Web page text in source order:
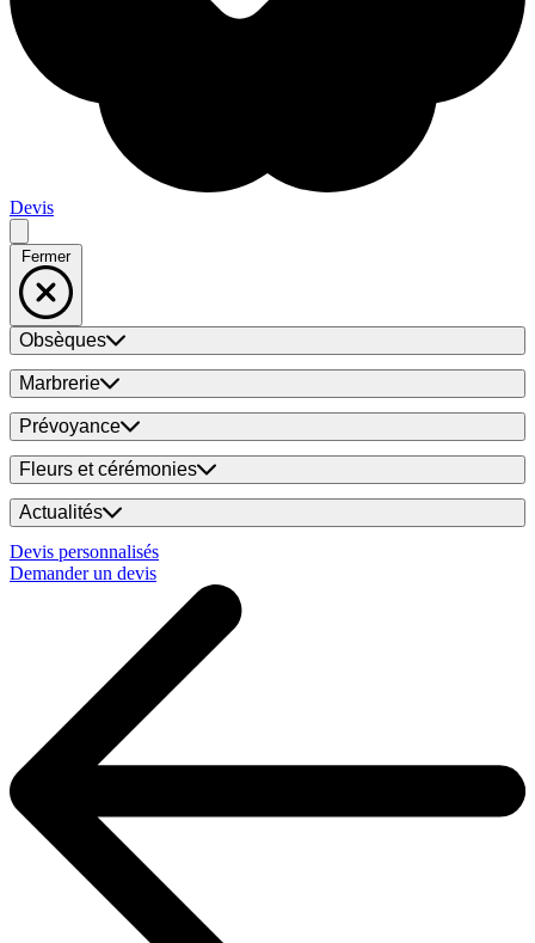
Devis
Fermer
Obsèques
Marbrerie
Prévoyance
Fleurs et cérémonies
Actualités
Devis personnalisés
Demander un devis